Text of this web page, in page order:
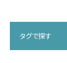
タグで探す